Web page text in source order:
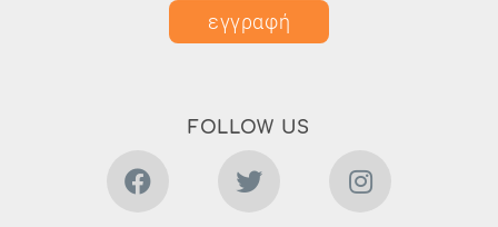
FOLLOW US
εγγραφή